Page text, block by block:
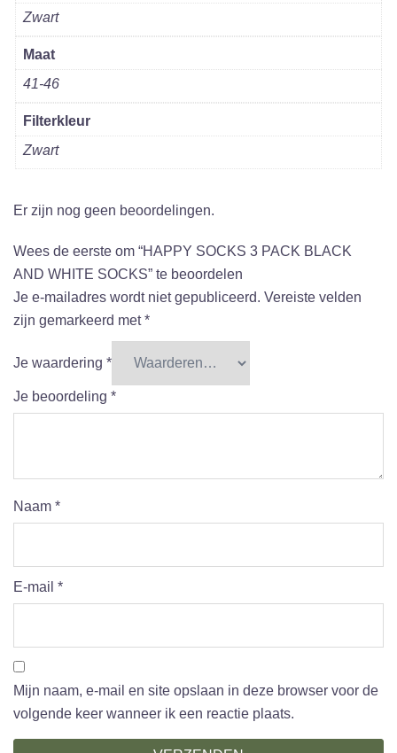
Zwart
Maat
41-46
Filterkleur
Zwart
Er zijn nog geen beoordelingen.
Wees de eerste om “HAPPY SOCKS 3 PACK BLACK
AND WHITE SOCKS” te beoordelen
Je e-mailadres wordt niet gepubliceerd. Vereiste velden
zijn gemarkeerd met*
Je waardering *
Je beoordeling *
Naam *
E-mail *
Mijn naam, e-mail en site opslaan in deze browser voor de
volgende keer wanneer ik een reactie plaats.